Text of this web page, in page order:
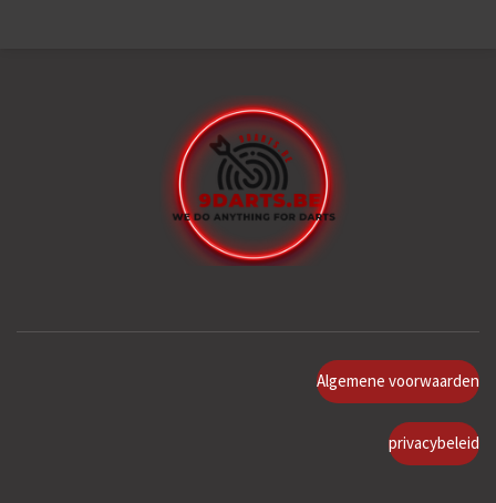
Algemene voorwaarden
privacybeleid